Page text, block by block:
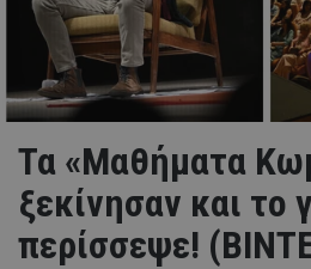
Τα «Μαθήματα
ξεκίνησαν και το
περίσσεψε!